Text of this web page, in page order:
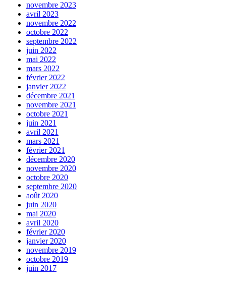
novembre 2023
avril 2023
novembre 2022
octobre 2022
septembre 2022
juin 2022
mai 2022
mars 2022
février 2022
janvier 2022
décembre 2021
novembre 2021
octobre 2021
juin 2021
avril 2021
mars 2021
février 2021
décembre 2020
novembre 2020
octobre 2020
septembre 2020
août 2020
juin 2020
mai 2020
avril 2020
février 2020
janvier 2020
novembre 2019
octobre 2019
juin 2017